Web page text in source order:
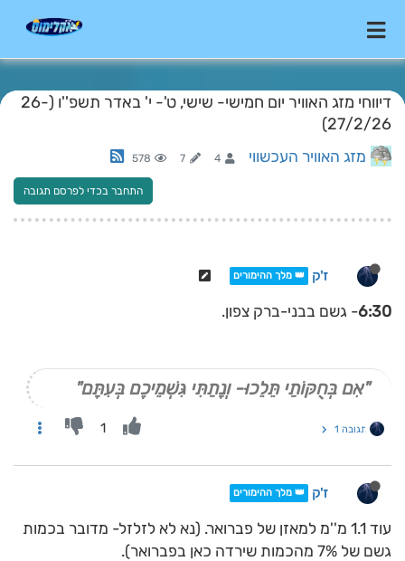
דיווחי מזג האוויר יום חמישי- שישי, ט'- י' באדר תשפ''ו (26-
27/2/26)
מזג האוויר העכשווי 4
7
578
התחבר בכדי לפרסם תגובה
ז'ק 👑 מלך ההימורים
6:30- גשם בבני-ברק צפון.
"אִם בְּחֻקּוֹתַי תֵּלֵכוּ- וְנָתַתִּי גִּשְׁמֵיכֶם בְּעִתָּם"
תגובה 1 1
ז'ק 👑 מלך ההימורים
עוד 1.1 מ''מ למאזן של פברואר. (נא לא לזלזל- מדובר בכמות
גשם של 7% מהכמות שירדה כאן בפברואר).